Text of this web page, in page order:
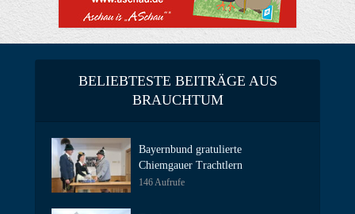
BELIEBTESTE BEITRÄGE AUS
BRAUCHTUM
Bayernbund gratulierte
Chiemgauer Trachtlern
146 Aufrufe